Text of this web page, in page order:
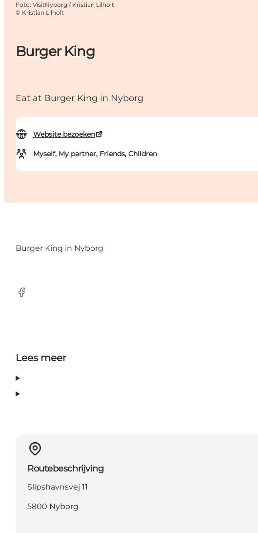
Burger King
Eat at Burger King in Nyborg
Website bezoeken
Myself, My partner, Friends, Children
Foto: VisitNyborg / Kristian Lilholt
© Kristian Lilholt
Burger King in Nyborg
Facebook
Lees meer
Routebeschrijving
Slipshavnsvej 11
5800 Nyborg